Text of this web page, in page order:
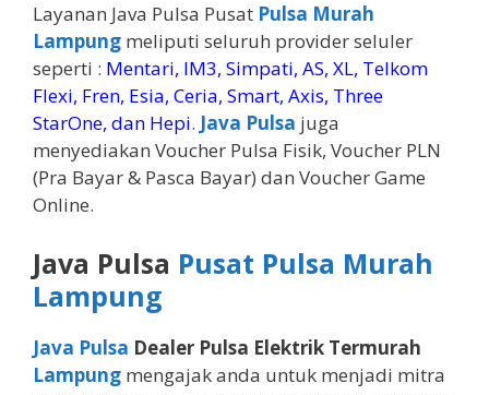
Layanan Java Pulsa Pusat Pulsa Murah
Lampung meliputi seluruh provider seluler
seperti : Mentari, IM3, Simpati, AS, XL, Telkom
Flexi, Fren, Esia, Ceria, Smart, Axis, Three
StarOne, dan Hepi. Java Pulsa juga
menyediakan Voucher Pulsa Fisik, Voucher PLN
(Pra Bayar & Pasca Bayar) dan Voucher Game
Online.
Java Pulsa Pusat Pulsa Murah
Lampung
Java Pulsa Dealer Pulsa Elektrik Termurah
Lampung mengajak anda untuk menjadi mitra